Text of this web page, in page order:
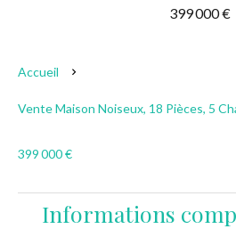
399 000 €
Accueil
Vente Maison Noiseux, 18 Pièces, 5
399 000 €
Informations